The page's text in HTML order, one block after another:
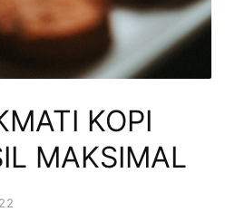
KOPI
MAKSIMAL